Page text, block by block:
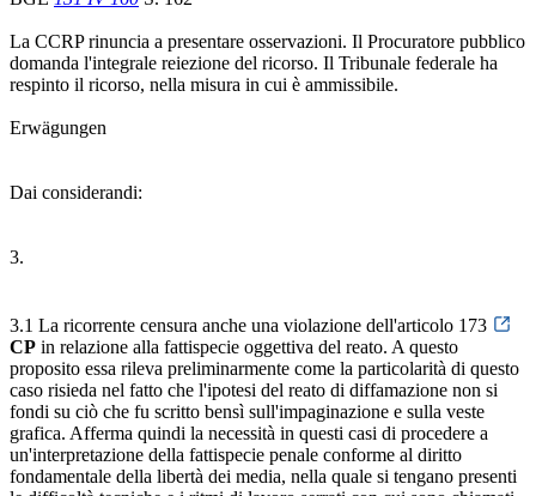
La CCRP rinuncia a presentare osservazioni. Il Procuratore pubblico
domanda l'integrale reiezione del ricorso. Il Tribunale federale ha
respinto il ricorso, nella misura in cui è ammissibile.
Erwägungen
Dai considerandi:
3.
3.1 La ricorrente censura anche una violazione dell'articolo 173
CP in relazione alla fattispecie oggettiva del reato. A questo
proposito essa rileva preliminarmente come la particolarità di questo
caso risieda nel fatto che l'ipotesi del reato di diffamazione non si
fondi su ciò che fu scritto bensì sull'impaginazione e sulla veste
grafica. Afferma quindi la necessità in questi casi di procedere a
un'interpretazione della fattispecie penale conforme al diritto
fondamentale della libertà dei media, nella quale si tengano presenti